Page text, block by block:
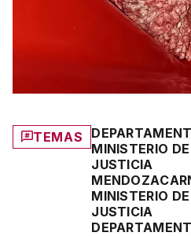
TEMAS
MINISTERIO
JUSTICIA
MENDOZA
MINISTERIO
JUSTICIA